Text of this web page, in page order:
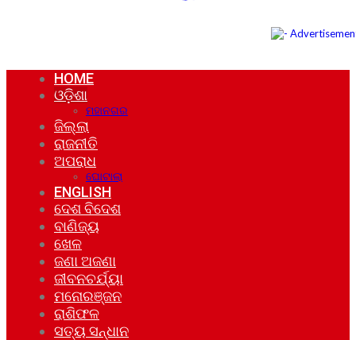
HOME
ଓଡ଼ିଶା
ମହାନଗର
ଜିଲ୍ଲା
ରାଜନୀତି
ଅପରାଧ
ଘୋଟାଲା
ENGLISH
ଦେଶ ବିଦେଶ
ବାଣିଜ୍ୟ
ଖେଳ
ଜଣା ଅଜଣା
ଜୀବନଚର୍ଯ୍ୟା
ମନୋରଞ୍ଜନ
ରାଶିଫଳ
ସତ୍ୟ ସନ୍ଧାନ